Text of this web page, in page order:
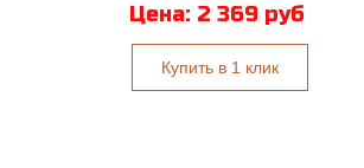
Цена: 2 369 руб
Купить в 1 клик